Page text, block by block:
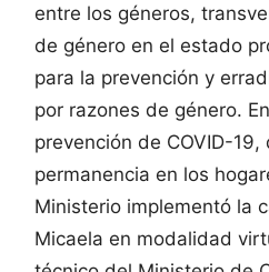
entre los géneros,
de género en el estado
para la prevención y
por razones de género.
prevención de COVID-19,
permanencia en los
Ministerio implementó la
Micaela en modalidad